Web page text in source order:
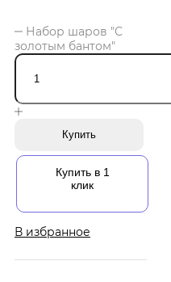
Набор шаров "С
золотым бантом"
Купить
Купить в 1
клик
В избранное